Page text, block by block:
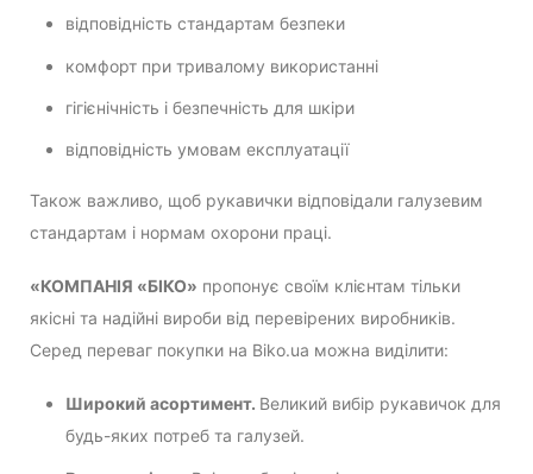
відповідність стандартам безпеки
комфорт при тривалому використанні
гігієнічність і безпечність для шкіри
відповідність умовам експлуатації
Також важливо, щоб рукавички відповідали галузевим
стандартам і нормам охорони праці.
«КОМПАНІЯ «БІКО» пропонує своїм клієнтам тільки
якісні та надійні вироби від перевірених виробників.
Серед переваг покупки на Biko.ua можна виділити:
Широкий асортимент. Великий вибір рукавичок для
будь-яких потреб та галузей.